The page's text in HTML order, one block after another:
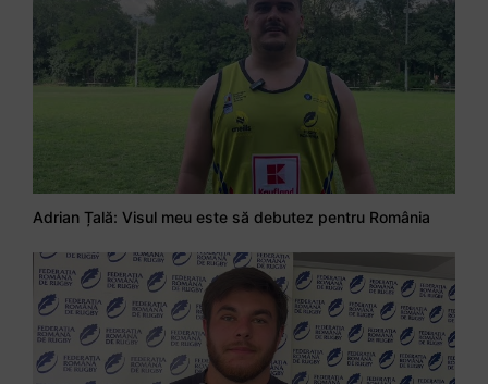
Adrian Țală: Visul meu este să debutez pentru România